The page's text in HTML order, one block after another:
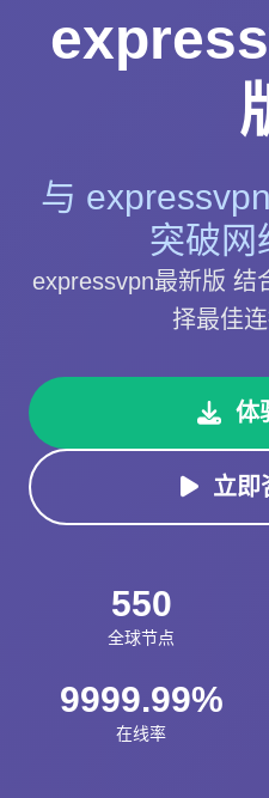
与
突破网
expressvpn最新版 结
择最佳连
立即
550
全球节点
9999.99%
在线率